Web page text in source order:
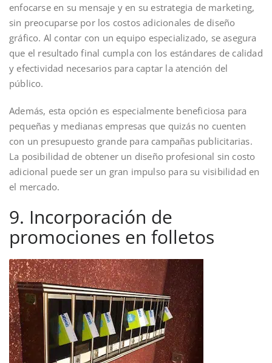
enfocarse en su mensaje y en su estrategia de marketing,
sin preocuparse por los costos adicionales de diseño
gráfico. Al contar con un equipo especializado, se asegura
que el resultado final cumpla con los estándares de calidad
y efectividad necesarios para captar la atención del
público.
Además, esta opción es especialmente beneficiosa para
pequeñas y medianas empresas que quizás no cuenten
con un presupuesto grande para campañas publicitarias.
La posibilidad de obtener un diseño profesional sin costo
adicional puede ser un gran impulso para su visibilidad en
el mercado.
9. Incorporación de
promociones en folletos